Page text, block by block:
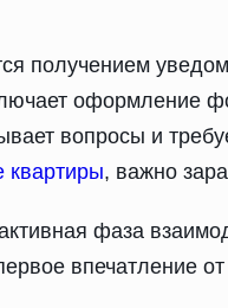
получением
оформление
вопросы и
квартиры, важно
фаза
впечатление